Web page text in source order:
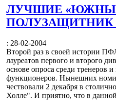
ЛУЧШИЕ
ПОЛУЗАЩИТНИК -
: 28-02-2004
Второй раз в своей истории
лауреатов первого и второго
основе опроса среди тренеров
функционеров. Нынешних
чествовали 2 декабря в
Холле". И приятно, что в